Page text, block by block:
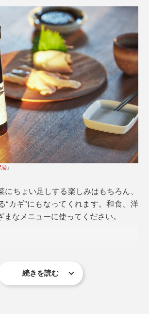
無添加の米酢を使用。宗田節・かつお
のカドを取ってくれるから、まろやか
だし酢」の相性にも驚きます。酸味よ
香りが強く感じられ、高級ふりかけの
スタッフ達が「うまい！うま
でした。
いしさを引き出し、料理の味のキメ手
え、「宗田節」を口にしはじめたの
事なんだとか。
く、朝獲れたものをお昼までに食べな
ど、鮮度の落ちやすい魚。
るものの、節にすることで保存がき
強い最高のダシが引き出せます。ま
のアミノ酸も豊富！
油』
にちょい足しする楽しみはもちろん、
“カギ”にもなってくれます。和食、洋
なメニューに使ってください。
と『つぎ足すだし醤油』さえあれば、
続きを読む